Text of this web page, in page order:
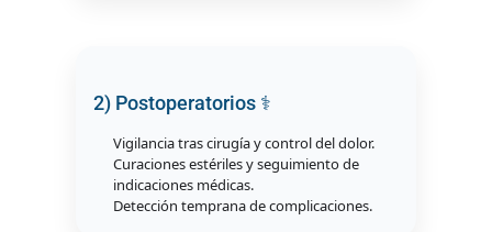
2) Postoperatorios ⚕️
Vigilancia tras cirugía y control del dolor.
Curaciones estériles y seguimiento de
indicaciones médicas.
Detección temprana de complicaciones.